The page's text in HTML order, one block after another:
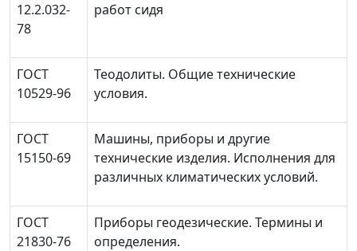
12.2.032-
78
работ сидя
ГОСТ
10529-96
Теодолиты. Общие технические
условия.
ГОСТ
15150-69
Машины, приборы и другие
технические изделия. Исполнения для
различных климатических условий.
ГОСТ
21830-76
Приборы геодезические. Термины и
определения.